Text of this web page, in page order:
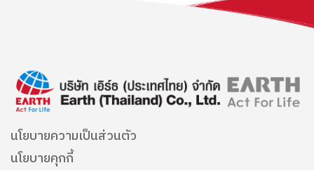
นโยบายความเป็นส่วนตัว
นโยบายคุกกี้